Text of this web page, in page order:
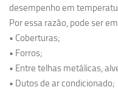
desempenho em
Por essa razão, pode ser
• Coberturas;
• Forros;
• Entre telhas metálicas,
• Dutos de ar condicionado;